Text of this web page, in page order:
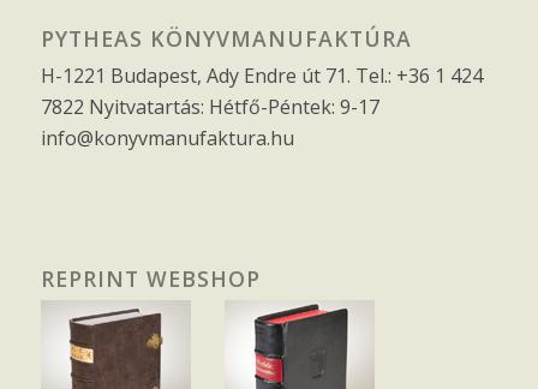
PYTHEAS KÖNYVMANUFAKTÚRA
H-1221 Budapest, Ady Endre út 71. Tel.: +36 1 424
7822 Nyitvatartás: Hétfő-Péntek: 9-17
info@konyvmanufaktura.hu
REPRINT WEBSHOP